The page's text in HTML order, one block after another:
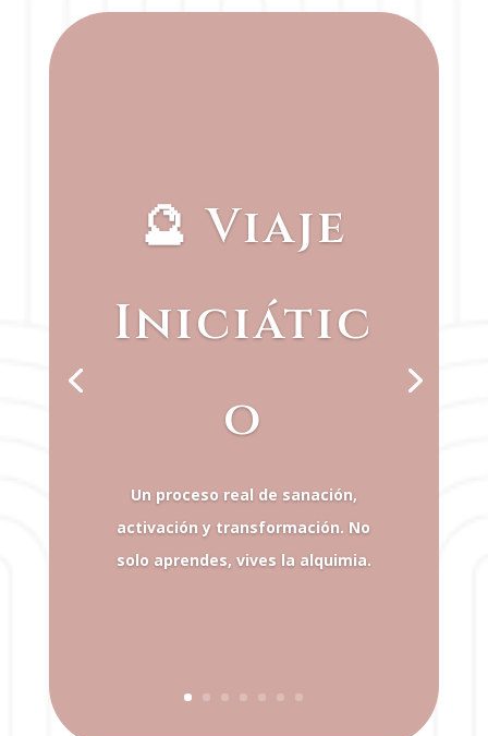
🔮 Viaje
Iniciátic
o
Un proceso real de sanación,
activación y transformación. No
solo aprendes, vives la alquimia.